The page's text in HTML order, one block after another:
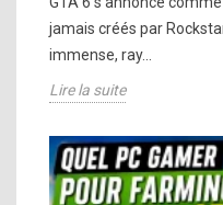
jamais créés par
immense, ray...
Lire la suite